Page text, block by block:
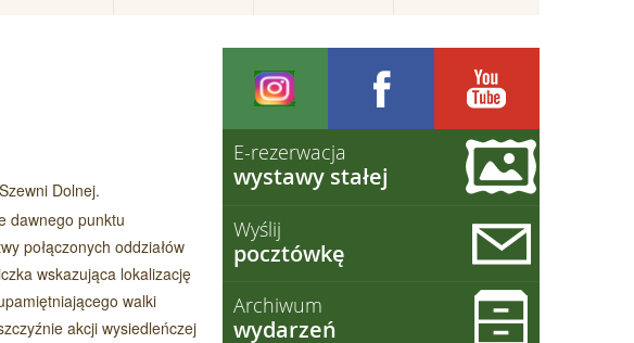
Dolnej.
dawnego punktu
połączonych oddziałów
wskazująca lokalizację
walki
akcji wysiedleńczej
E-rezerwacja
wystawy stałej
Wyślij
pocztówkę
Archiwum
wydarzeń